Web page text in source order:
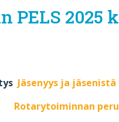
PELS
Jäsenyys ja
Rotarytoiminnan